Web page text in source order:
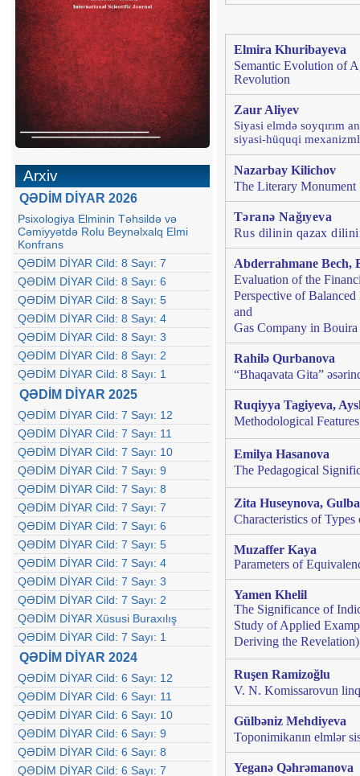
Arxiv
QƏDİM DİYAR 2026
Psixologiya Elminin Təhsildə və
Cəmiyyətdə Rolu Beynəlxalq Elmi
Konfrans
QƏDİM DİYAR Cild: 8 Sayı: 7
QƏDİM DİYAR Cild: 8 Sayı: 6
QƏDİM DİYAR Cild: 8 Sayı: 5
QƏDİM DİYAR Cild: 8 Sayı: 4
QƏDİM DİYAR Cild: 8 Sayı: 3
QƏDİM DİYAR Cild: 8 Sayı: 2
QƏDİM DİYAR Cild: 8 Sayı: 1
QƏDİM DİYAR 2025
QƏDİM DİYAR Cild: 7 Sayı: 12
QƏDİM DİYAR Cild: 7 Sayı: 11
QƏDİM DİYAR Cild: 7 Sayı: 10
QƏDİM DİYAR Cild: 7 Sayı: 9
QƏDİM DİYAR Cild: 7 Sayı: 8
QƏDİM DİYAR Cild: 7 Sayı: 7
QƏDİM DİYAR Cild: 7 Sayı: 6
QƏDİM DİYAR Cild: 7 Sayı: 5
QƏDİM DİYAR Cild: 7 Sayı: 4
QƏDİM DİYAR Cild: 7 Sayı: 3
QƏDİM DİYAR Cild: 7 Sayı: 2
QƏDİM DİYAR Xüsusi Buraxılış
QƏDİM DİYAR Cild: 7 Sayı: 1
QƏDİM DİYAR 2024
QƏDİM DİYAR Cild: 6 Sayı: 12
QƏDİM DİYAR Cild: 6 Sayı: 11
QƏDİM DİYAR Cild: 6 Sayı: 10
QƏDİM DİYAR Cild: 6 Sayı: 9
QƏDİM DİYAR Cild: 6 Sayı: 8
QƏDİM DİYAR Cild: 6 Sayı: 7
Elmira Khuribayeva
Semantic Evolution of
Revolution
Zaur Aliyev
Siyasi elmdə soyqırım
siyasi-hüquqi
Nazarbay Kilichov
The Literary
Təranə Nağıyeva
Rus dilinin qazax
Abderrahmane Bech,
Evaluation of the
Perspective of
and
Gas Company in
Rahilə Qurbanova
“Bhaqavata Gita”
Ruqiyya Tagiyeva,
Methodological
Emilya Hasanova
The Pedagogical
Zita Huseynova,
Characteristics of
Muzaffer Kaya
Parameters of
Yamen Khelil
The Significance of
Study of Applied
Deriving the Revelation)
Ruşen Ramizoğlu
V. N. Komissarovun
Gülbəniz Mehdiyeva
Toponimikanın elmlər
Yeganə Qəhrəmanova